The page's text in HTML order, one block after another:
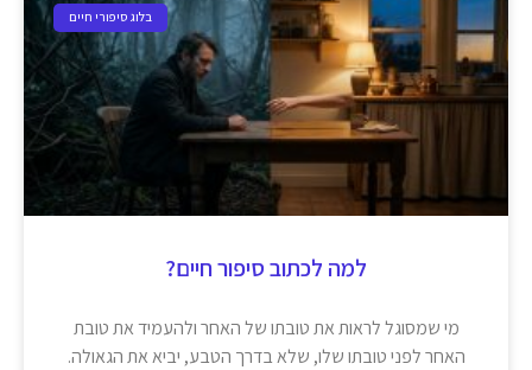
בלוג סיפורי חיים
למה לכתוב סיפור חיים?
מי שמסוגל לראות את טובתו של האחר ולהעמיד את טובת
האחר לפני טובתו שלו, שלא בדרך הטבע, יביא את הגאולה.